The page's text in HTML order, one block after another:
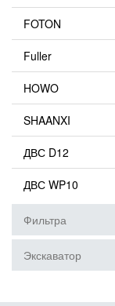
FOTON
Fuller
HOWO
SHAANXI
ДВС D12
ДВС WP10
Фильтра
Экскаватор